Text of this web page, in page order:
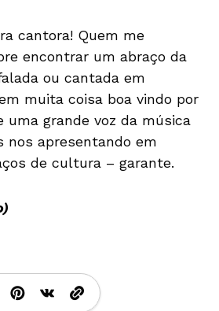
cantora! Quem me
encontrar um abraço da
ou cantada em
muita coisa boa vindo por
uma grande voz da música
nos apresentando em
de cultura – garante.